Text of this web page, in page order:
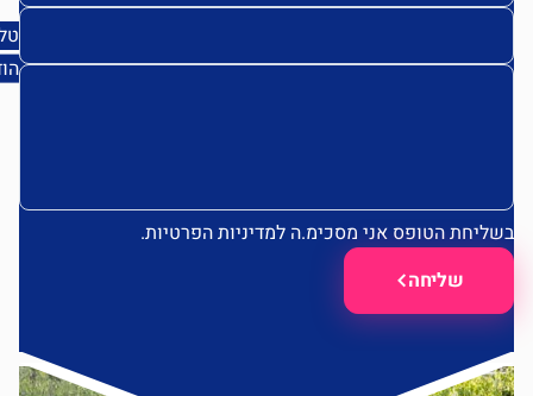
טלפון
הודעה
הטופס אני מסכימ.הלמדיניות הפרטיות.
שליחה